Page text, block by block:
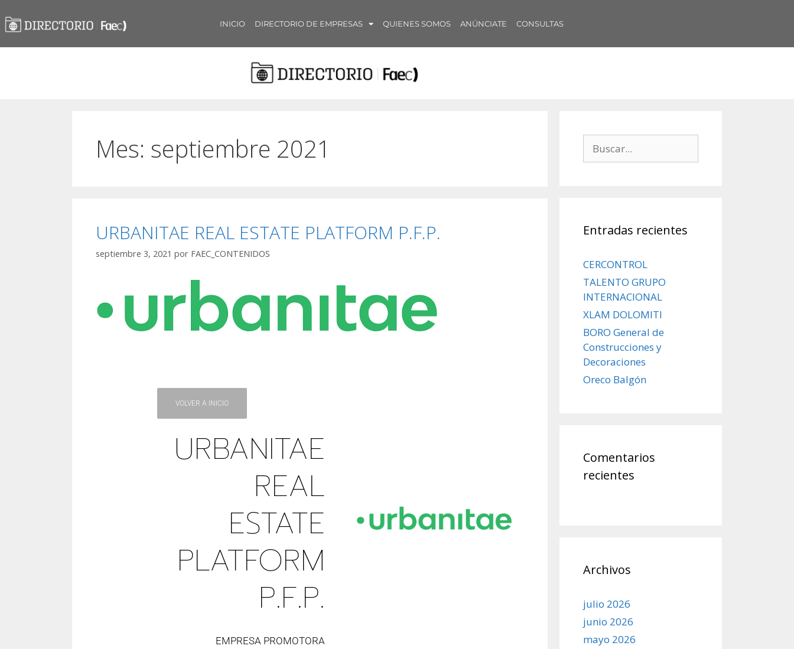
INICIO DIRECTORIO DE EMPRESAS QUIENES SOMOS ANÚNCIATE CONSULTAS
Mes: septiembre 2021
URBANITAE REAL ESTATE PLATFORM P.F.P.
septiembre 3, 2021 por FAEC_CONTENIDOS
VOLVER A INICIO
URBANITAE
REAL
ESTATE
PLATFORM
P.F.P.
EMPRESA PROMOTORA
Entradas recientes
CERCONTROL
TALENTO GRUPO
INTERNACIONAL
XLAM DOLOMITI
BORO General de
Construcciones y
Decoraciones
Oreco Balgón
Comentarios
recientes
Archivos
julio 2026
junio 2026
mayo 2026